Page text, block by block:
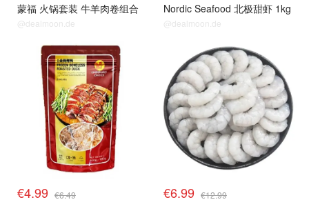
蒙福 火锅套装 牛羊肉卷组合
@dealmoon.de
Nordic Seafood 北极甜虾 1kg
@dealmoon.de
生鲜top
€4.99 €6.49 €6.99 €12.99